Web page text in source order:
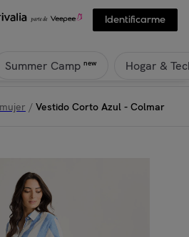
Identificarme
Summer Camp new Hogar &
/ Vestido Corto Azul - Colmar